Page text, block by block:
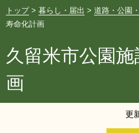
健康・医療・福祉
観光魅力・イベント
創業・産業・ビジネス
トップ> 暮らし・届出 > 道路・公園
寿命化計画
久留米市公園
画
更